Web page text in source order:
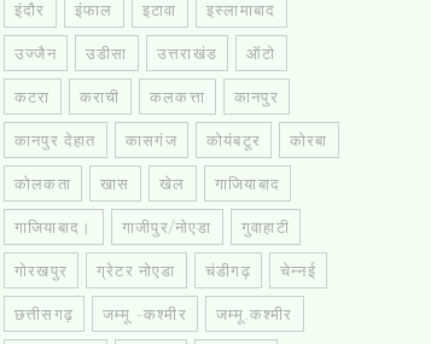
इंदौर इंफाल इटावा इस्लामाबाद
उज्जैन उडीसा उत्तराखंड ऑटो
कटरा कराची कलकत्ता कानपुर
कानपुर देहात कासगंज कोयंबटूर कोरबा
कोलकता खास खेल गाजियाबाद
गाजियाबाद। गाजीपुर/नोएडा गुवाहाटी
गोरखपुर ग्रेटर नोएडा चंडीगढ़ चेन्नई
छत्तीसगढ़ जम्मू -कश्मीर जम्मू.कश्मीर